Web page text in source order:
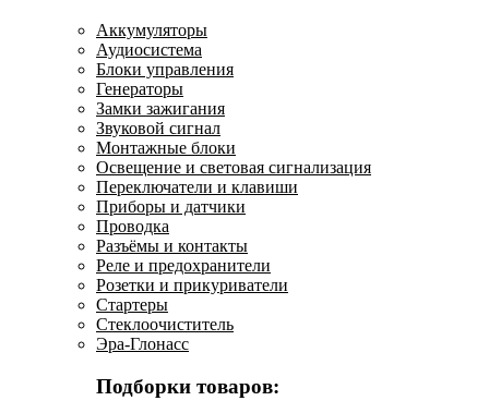
Аккумуляторы
Аудиосистема
Блоки управления
Генераторы
Замки зажигания
Звуковой сигнал
Монтажные блоки
Освещение и световая сигнализация
Переключатели и клавиши
Приборы и датчики
Проводка
Разъёмы и контакты
Реле и предохранители
Розетки и прикуриватели
Стартеры
Стеклоочиститель
Эра-Глонасс
Подборки товаров: